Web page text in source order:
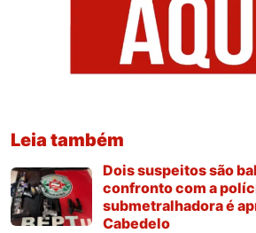
Leia também
Dois suspeitos são
confronto com a
submetralhadora é
Cabedelo